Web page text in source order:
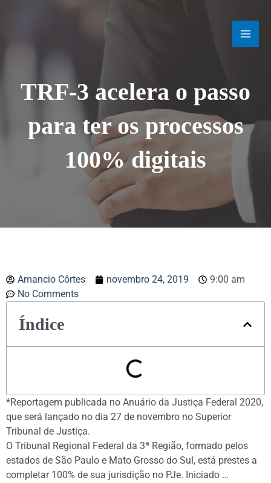
TRF-3 acelera o passo
para ter os processos
100% digitais
Amancio Côrtes novembro 24, 2019
9:00 am
No Comments
Índice
*Reportagem publicada no Anuário da Justiça Federal 2020,
que será lançado no dia 27 de novembro no Superior
Tribunal de Justiça.
O Tribunal Regional Federal da 3ª Região, formado pelos
estados de São Paulo e Mato Grosso do Sul, está prestes a
completar 100% de sua jurisdição no PJe. Iniciado …